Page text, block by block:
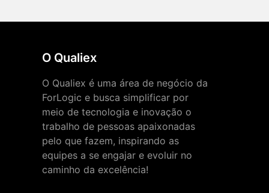
O Qualiex
O Qualiex é uma área de negócio da
ForLogic e busca simplificar por
meio de tecnologia e inovação o
trabalho de pessoas apaixonadas
pelo que fazem, inspirando as
equipes a se engajar e evoluir no
caminho da excelência!